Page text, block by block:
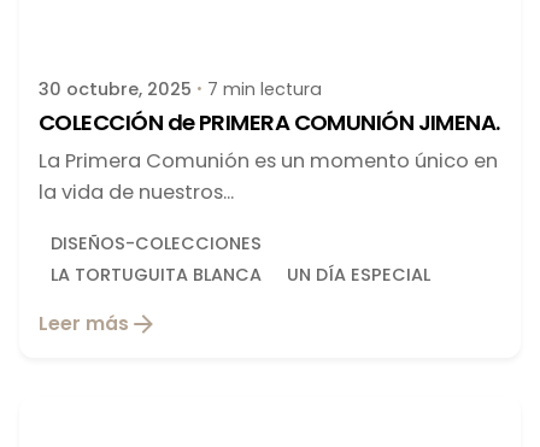
30 octubre, 2025 7 min lectura
COLECCIÓN de PRIMERA COMUNIÓN JIMENA.
La Primera Comunión es un momento único en
la vida de nuestros...
DISEÑOS-COLECCIONES
LA TORTUGUITA BLANCA
UN DÍA ESPECIAL
Leer más